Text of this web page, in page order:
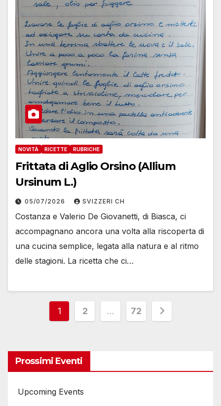
NOVITÀ RICETTE RUBRICHE
Frittata di Aglio Orsino (Allium
Ursinum L.)
05/07/2026 SVIZZERI CH
Costanza e Valerio De Giovanetti, di Biasca, ci
accompagnano ancora una volta alla riscoperta di
una cucina semplice, legata alla natura e al ritmo
delle stagioni. La ricetta che ci…
Paginazione
articoli
1 2 … 72
Prossimi Eventi
Upcoming Events